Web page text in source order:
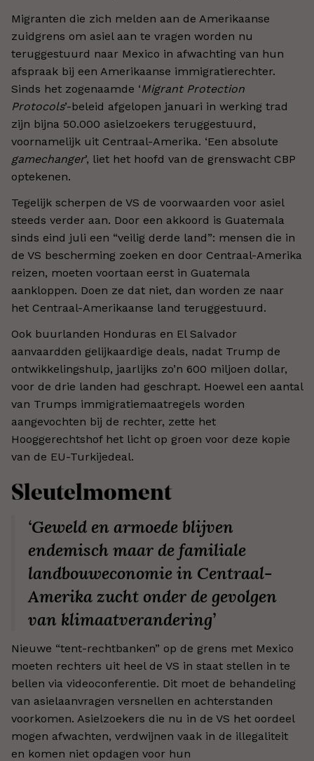
Migranten die zich melden aan de Amerikaanse
zuidgrens om asiel aan te vragen worden nu
teruggestuurd naar Mexico in afwachting van hun
afspraak bij een Amerikaanse immigratierechter.
Sinds het zogenaamde ‘Migrant Protection
Protocols’-beleid afgelopen januari in werking trad
zijn bijna 50.000 asielzoekers teruggestuurd,
voornamelijk uit Centraal-Amerika. ‘Een absolute
gamechanger’, liet het hoofd van de grenswacht CBP
optekenen.
Tegelijk scherpen de VS de voorwaarden voor asiel
steeds verder aan. Door een akkoord is Guatemala
sinds eind juli een “veilig derde land”: mensen die in
de VS bescherming zoeken en door Centraal-Amerika
reizen, moeten voortaan eerst in Guatemala
aankloppen. Doen ze dat niet, dan worden ze naar
het Centraal-Amerikaanse land teruggestuurd.
Ook buurlanden Honduras en El Salvador
aanvaardden gelijkaardige deals, nadat Trump de
ontwikkelingshulp, jaarlijks zo’n 600 miljoen dollar,
voor de drie landen had geschrapt. Hoewel een aantal
van Trumps immigratiemaatregels worden
aangevochten bij de rechter, zette het
Hooggerechtshof het licht op groen voor deze kopie
van de EU-Turkijedeal.
Sleutelmoment
‘Geweld en armoede blijven
endemisch maar de familiale
landbouweconomie in Centraal-
Amerika zucht onder de gevolgen
van klimaatverandering’
Nieuwe “tent-rechtbanken” op de grens met Mexico
moeten rechters uit heel de VS in staat stellen in te
bellen via videoconferentie. Dit moet de behandeling
van asielaanvragen versnellen en achterstanden
voorkomen. Asielzoekers die nu in de VS het oordeel
mogen afwachten, verdwijnen vaak in de illegaliteit
en komen niet opdagen voor hun